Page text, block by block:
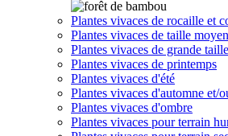
Plantes vivaces de rocaille et
Plantes vivaces de taille
Plantes vivaces de grande
Plantes vivaces de printemps
Plantes vivaces d'été
Plantes vivaces d'automne et/
Plantes vivaces d'ombre
Plantes vivaces pour terrain